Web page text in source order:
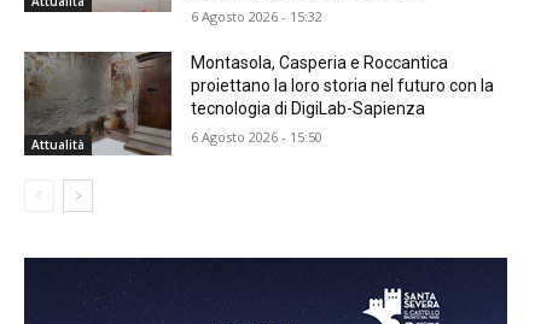
6 Agosto 2026 - 15:32
Attualità
Montasola, Casperia e Roccantica
proiettano la loro storia nel futuro con la
tecnologia di DigiLab-Sapienza
6 Agosto 2026 - 15:50